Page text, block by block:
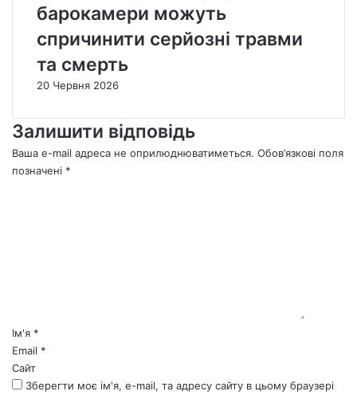
барокамери можуть
спричинити серйозні травми
та смерть
20 Червня 2026
Залишити відповідь
Ваша e-mail адреса не оприлюднюватиметься. Обов’язкові поля
позначені *
*Ім'я *
Email *
Сайт
Зберегти моє ім'я, e-mail, та адресу сайту в цьому браузері